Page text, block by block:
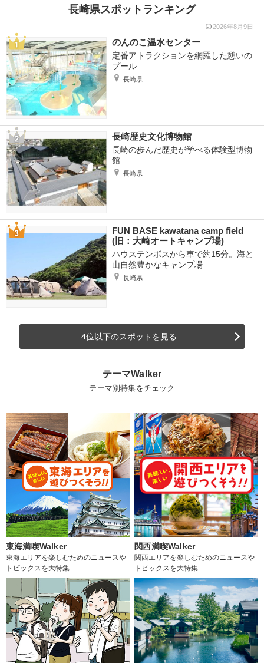
長崎県スポットランキング
2026年8月9日
のんのこ温水センター
定番アトラクションを網羅した憩いの
プール
長崎県
長崎歴史文化博物館
長崎の歩んだ歴史が学べる体験型博物
館
長崎県
FUN BASE kawatana camp field
(旧：大崎オートキャンプ場)
ハウステンボスから車で約15分。海と
山自然豊かなキャンプ場
長崎県
4位以下のスポットを見る
テーマWalker
テーマ別特集をチェック
東海満喫Walker
東海エリアを楽しむためのニュースや
トピックスを大特集
関西満喫Walker
関西エリアを楽しむためのニュースや
トピックスを大特集